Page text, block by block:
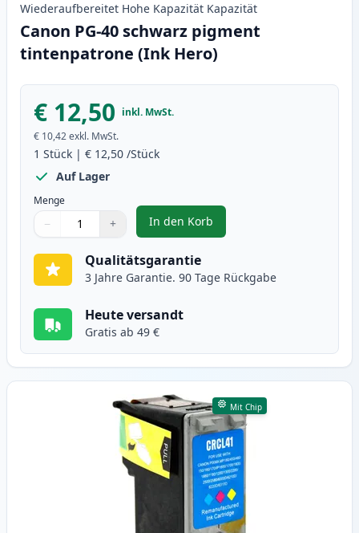
Wiederaufbereitet Hohe Kapazität Kapazität
Canon PG-40 schwarz pigment
tintenpatrone (Ink Hero)
€ 12,50 inkl. MwSt.
€ 10,42exkl. MwSt.
1 Stück | € 12,50 /Stück
Auf Lager
Menge
Verwenden Sie die Tasten, um anzupassen
− +
1
In den Korb
, Canon PG-40 schwarz
Qualitätsgarantie
3 Jahre Garantie. 90 Tage Rückgabe
Heute versandt
Gratis ab 49 €
Mit Chip